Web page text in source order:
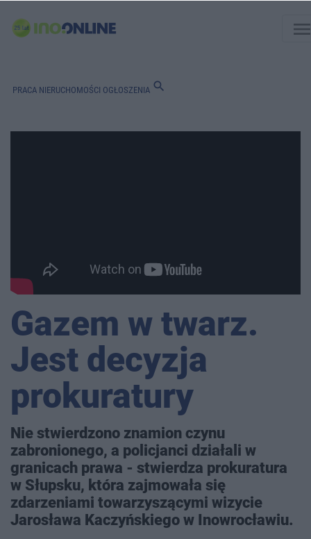
PRACA NIERUCHOMOŚCI OGŁOSZENIA search
Gazem w twarz.
Jest decyzja
prokuratury
Nie stwierdzono znamion czynu
zabronionego, a policjanci działali w
granicach prawa - stwierdza prokuratura
w Słupsku, która zajmowała się
zdarzeniami towarzyszącymi wizycie
Jarosława Kaczyńskiego w Inowrocławiu.